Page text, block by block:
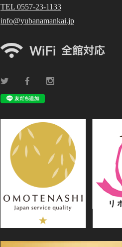
TEL 0557-23-1133
info@yubanamankai.jp